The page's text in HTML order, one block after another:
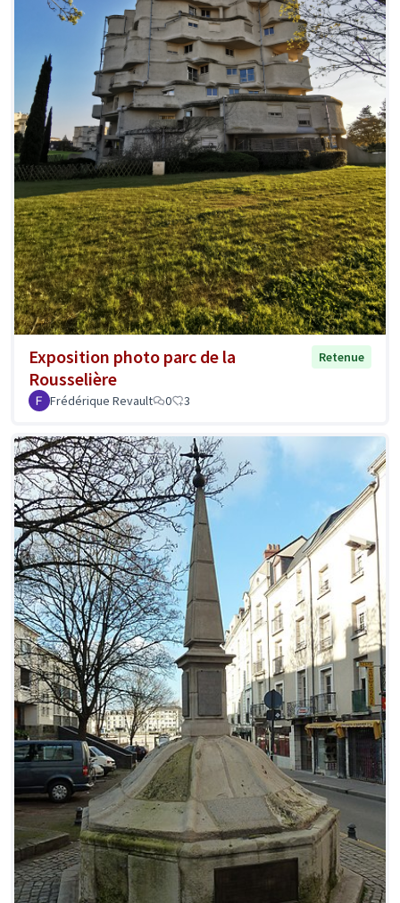
Exposition photo parc de la
Rousselière
Retenue
Frédérique Revault 0 3